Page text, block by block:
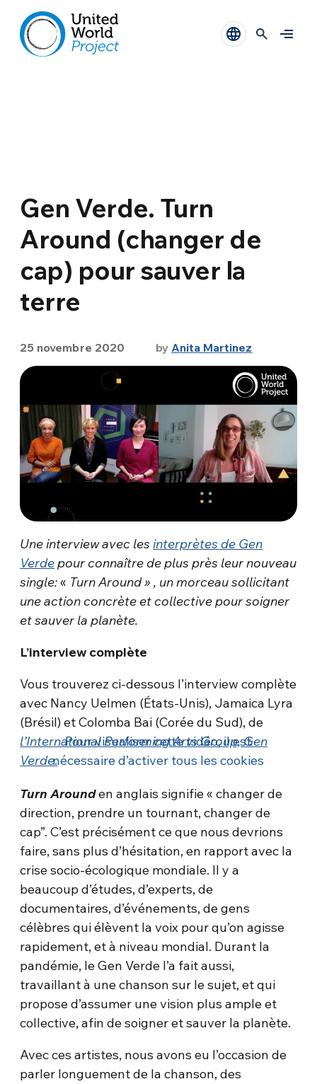
Gen Verde. Turn
Around (changer de
cap) pour sauver la
terre
25 novembre 2020 by Anita Martinez
Une interview avec lesinterprètes de Gen
Verdepour connaître de plus près leurnouveau
single:« Turn Around » , un morceau sollicitant
une action concrète et collective pour soigner
et sauver la planète.
L’interview complète
Vous trouverez ci-dessous l’interview complète
avec Nancy Uelmen (États-Unis), Jamaica Lyra
(Brésil) et Colomba Bai (Corée du Sud), de
l’International Performing Arts Group, Gen
Verde.
Pour visualiser cette vidéo, il est
nécessaire d’activer tous les cookies
Turn Arounden anglais signifie « changer de
direction, prendre un tournant, changer de
cap”. C’est précisément ce que nous devrions
faire, sans plus d’hésitation, en rapport avec la
crise socio-écologique mondiale. Il y a
beaucoup d’études, d’experts, de
documentaires, d’événements, de gens
célèbres qui élèvent la voix pour qu’on agisse
rapidement, et à niveau mondial. Durant la
pandémie, le Gen Verde l’a fait aussi,
travaillant à une chanson sur le sujet, et qui
propose d’assumer une vision plus ample et
collective, afin de soigner et sauver la planète.
Avec ces artistes, nous avons eu l’occasion de
parler longuement de la chanson, des